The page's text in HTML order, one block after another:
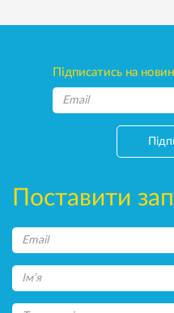
Підписатись на
Поставити